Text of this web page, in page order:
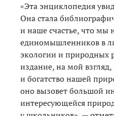
«Эта энциклопедия
Она стала
и наше счастье, что мы
единомышленников в
экологии и природных
издание, на мой
и богатство нашей
оно вызовет большой
интересующейся